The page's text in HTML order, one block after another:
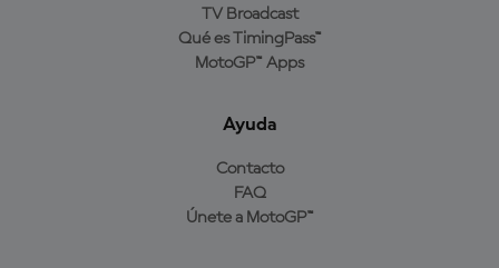
TV Broadcast
Qué es TimingPass™
MotoGP™ Apps
Ayuda
Contacto
FAQ
Únete a MotoGP™